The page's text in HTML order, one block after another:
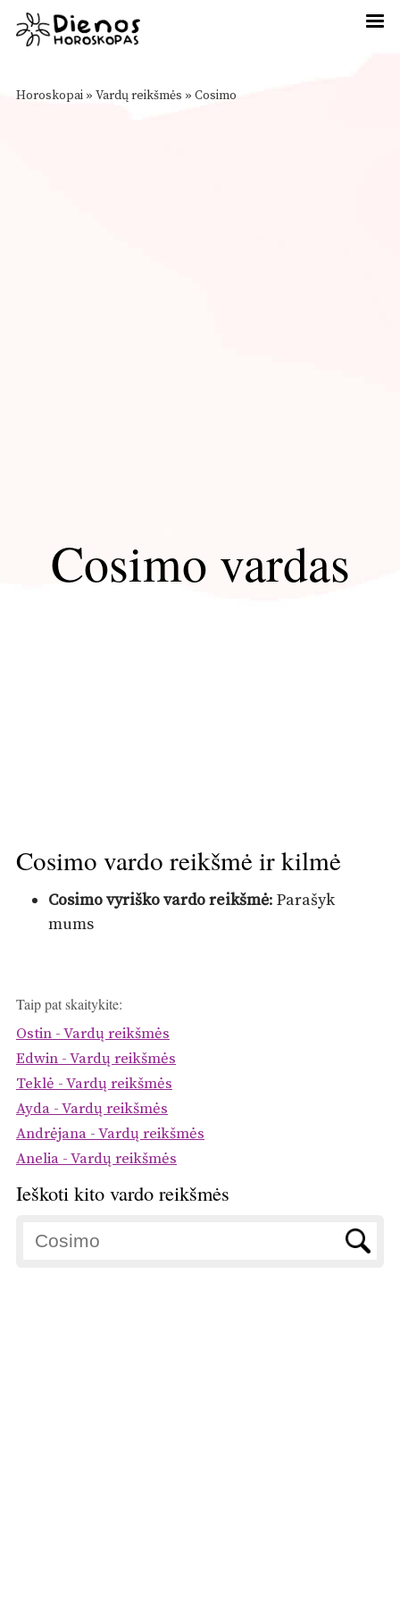
Horoskopai » Vardų reikšmės » Cosimo
Cosimo vardas
Cosimo vardo reikšmė ir kilmė
Cosimo vyriško vardo reikšmė: Parašyk
mums
Taip pat skaitykite:
Ostin - Vardų reikšmės
Edwin - Vardų reikšmės
Teklė - Vardų reikšmės
Ayda - Vardų reikšmės
Andrėjana - Vardų reikšmės
Anelia - Vardų reikšmės
Ieškoti kito vardo reikšmės